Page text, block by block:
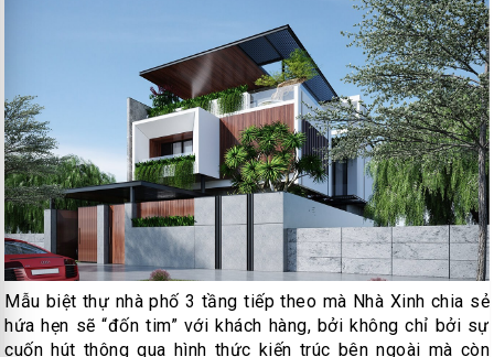
Mẫu biệt thự nhà phố 3 tầng tiếp theo mà Nhà Xinh chia sẻ
hứa hẹn sẽ “đốn tim” với khách hàng, bởi không chỉ bởi sự
cuốn hút thông qua hình thức kiến trúc bên ngoài mà còn